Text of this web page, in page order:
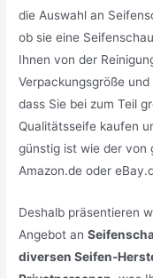
die Auswahl an
ob sie eine
Ihnen von der
Verpackungsgröße
dass Sie bei zum Teil
Qualitätsseife kaufen
günstig ist wie der von
Amazon.de oder
Deshalb präsentieren
Angebot an
diversen Seifen-